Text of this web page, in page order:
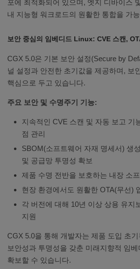
포에 최적화되어 있으며, 엣지 디바이스
내 지능형 워크로드의 원활한 통합을 가
보안 중심의 임베디드 Linux: CVE 스캔,
CGX 5.0은 기본 보안 설정(Secure by
널 설정과 안전한 초기값을 제공하며, 보
핵심으로 두고 있습니다.
주요 보안 및 수명주기 기능:
지속적인 CVE 스캔 및 자동 보고 기
점 관리
SBOM(소프트웨어 자재 명세서) 생
및 공급망 투명성 확보
제품 수명 전반을 보호하는 내장 소
현장 환경에서도 원활한 OTA(무선)
각 버전에 대해 10년 이상 상용 유지
지원
CGX 5.0을 통해 개발자는 제품 도입 초
보안성과 투명성을 갖춘 미래지향적 임
확보할 수 있습니다.